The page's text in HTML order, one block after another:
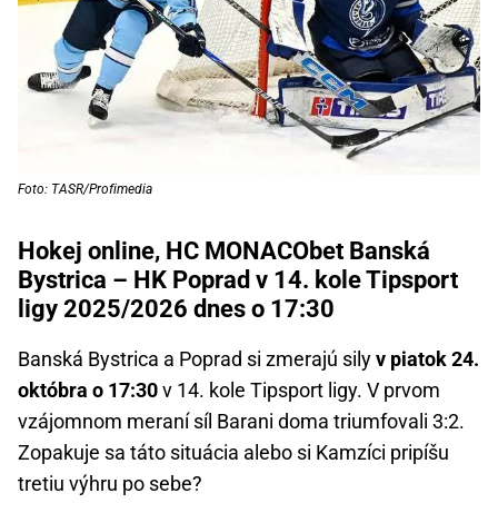
Foto: TASR/Profimedia
Hokej online, HC MONACObet Banská
Bystrica – HK Poprad v 14. kole Tipsport
ligy 2025/2026 dnes o 17:30
Banská Bystrica a Poprad si zmerajú silyv piatok 24.
októbra o 17:30v 14. kole Tipsport ligy. V prvom
vzájomnom meraní síl Barani doma triumfovali 3:2.
Zopakuje sa táto situácia alebo si Kamzíci pripíšu
tretiu výhru po sebe?